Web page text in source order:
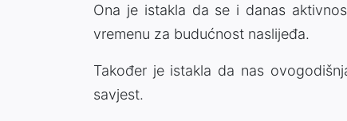
Ona je istakla da se i danas
vremenu za budućnost naslijeđa.
Također je istakla da nas
savjest.